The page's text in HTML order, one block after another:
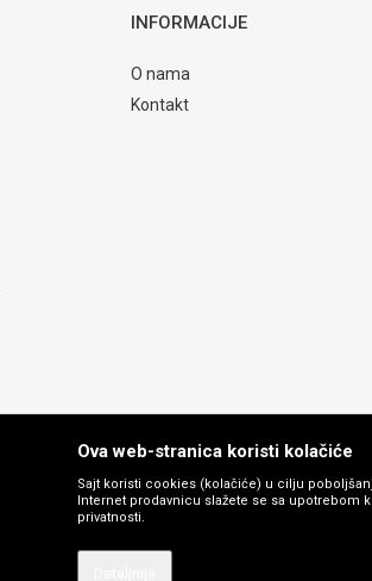
INFORMACIJE
O nama
Kontakt
Ova web-stranica koristi kolačiće
Sajt koristi cookies (kolačiće) u cilju
Internet prodavnicu slažete se sa upotrebom
privatnosti.